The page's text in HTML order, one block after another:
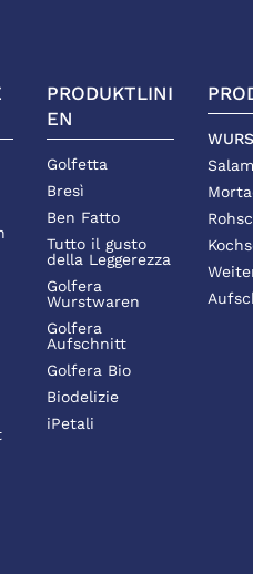
PRODUKTLINI
EN
Golfetta
Bresì
Ben Fatto
Tutto il gusto
della Leggerezza
Golfera
Wurstwaren
Golfera
Aufschnitt
Golfera Bio
Biodelizie
iPetali